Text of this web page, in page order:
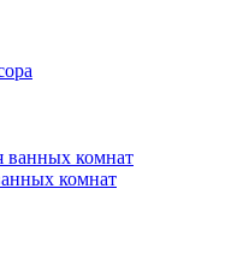
комнат
комнат